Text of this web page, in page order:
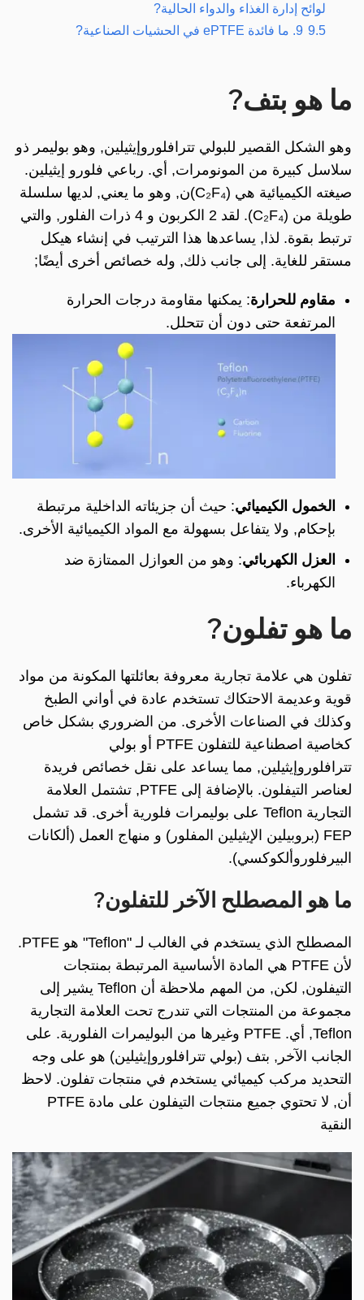
لوائح إدارة الغذاء والدواء الحالية?
9.5 9. ما فائدة ePTFE في الحشيات الصناعية?
ما هو بتف?
وهو الشكل القصير للبولي تترافلوروإيثيلين, وهو بوليمر ذو
سلاسل كبيرة من المونومرات, أي. رباعي فلورو إيثيلين.
صيغته الكيميائية هي (C₂F₄)ن, وهو ما يعني, لديها سلسلة
طويلة من (C₂F₄). لقد 2 الكربون و 4 ذرات الفلور, والتي
ترتبط بقوة. لذا, يساعدها هذا الترتيب في إنشاء هيكل
مستقر للغاية. إلى جانب ذلك, وله خصائص أخرى أيضًا;
مقاوم للحرارة: يمكنها مقاومة درجات الحرارة
المرتفعة حتى دون أن تتحلل.
الخمول الكيميائي: حيث أن جزيئاته الداخلية مرتبطة
بإحكام, ولا يتفاعل بسهولة مع المواد الكيميائية الأخرى.
العزل الكهربائي: وهو من العوازل الممتازة ضد
الكهرباء.
ما هو تفلون?
تفلون هي علامة تجارية معروفة بعائلتها المكونة من مواد
قوية وعديمة الاحتكاك تستخدم عادة في أواني الطبخ
وكذلك في الصناعات الأخرى. من الضروري بشكل خاص
كخاصية اصطناعية للتفلون PTFE أو بولي
تترافلوروإيثيلين, مما يساعد على نقل خصائص فريدة
لعناصر التيفلون. بالإضافة إلى PTFE, تشتمل العلامة
التجارية Teflon على بوليمرات فلورية أخرى. قد تشمل
FEP (بروبيلين الإيثيلين المفلور) و منهاج العمل (ألكانات
البيرفلوروألكوكسي).
ما هو المصطلح الآخر للتفلون?
المصطلح الذي يستخدم في الغالب لـ "Teflon" هو PTFE.
لأن PTFE هي المادة الأساسية المرتبطة بمنتجات
التيفلون, لكن, من المهم ملاحظة أن Teflon يشير إلى
مجموعة من المنتجات التي تندرج تحت العلامة التجارية
Teflon, أي. PTFE وغيرها من البوليمرات الفلورية. على
الجانب الآخر, بتف (بولي تترافلوروإيثيلين) هو على وجه
التحديد مركب كيميائي يستخدم في منتجات تفلون. لاحظ
أن, لا تحتوي جميع منتجات التيفلون على مادة PTFE
النقية